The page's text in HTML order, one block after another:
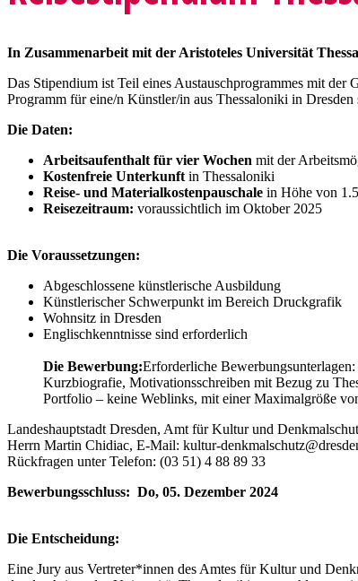
In Zusammenarbeit mit der Aristoteles Universität
Das Stipendium ist Teil eines Austauschprogrammes mit
Programm für eine/n Künstler/in aus Thessaloniki in Dresden
Die Daten:
Arbeitsaufenthalt für vier Wochen mit der
Kostenfreie Unterkunft in Thessaloniki
Reise- und Materialkostenpauschale in Höhe von
Reisezeitraum: voraussichtlich im Oktober 2025
Die Voraussetzungen:
Abgeschlossene künstlerische Ausbildung
Künstlerischer Schwerpunkt im Bereich Druckgrafik
Wohnsitz in Dresden
Englischkenntnisse sind erforderlich
Die Bewerbung:Erforderliche Bewerbungsunterlagen:
Kurzbiografie, Motivationsschreiben mit Bezug zu
Portfolio – keine Weblinks, mit einer Maximalgröße
Landeshauptstadt Dresden, Amt für Kultur und
Herrn Martin Chidiac, E-Mail: kultur-
Rückfragen unter Telefon: (03 51) 4 88 89 33
Bewerbungsschluss: Do, 05. Dezember 2024
Die Entscheidung:
Eine Jury aus Vertreter*innen des Amtes für Kultur und